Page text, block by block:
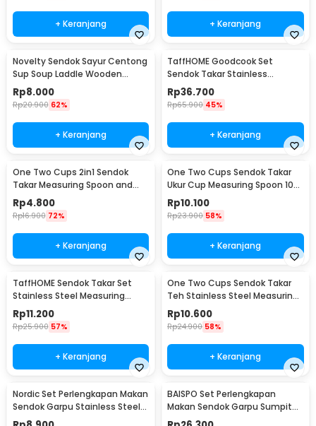
+ Keranjang + Keranjang
Novelty Sendok Sayur Centong
Sup Soup Laddle Wooden
Spoon - RR-20
Rp8.000
Rp20.900 62%
+ Keranjang
TaffHOME Goodcook Set
Sendok Takar Stainless
Measuring Spoon 8 PCS - 167
Rp36.700
Rp65.900 45%
+ Keranjang
One Two Cups 2in1 Sendok
Takar Measuring Spoon and
Coffee Tamper - G1120
Rp4.800
Rp16.900 72%
+ Keranjang
One Two Cups Sendok Takar
Ukur Cup Measuring Spoon 10
PCS - 16799
Rp10.100
Rp23.900 58%
+ Keranjang
TaffHOME Sendok Takar Set
Stainless Steel Measuring
Spoon 5 PCS - S300
Rp11.200
Rp25.900 57%
+ Keranjang
One Two Cups Sendok Takar
Teh Stainless Steel Measuring
Spoon 5 PCS - S301
Rp10.600
Rp24.900 58%
+ Keranjang
Nordic Set Perlengkapan Makan
Sendok Garpu Stainless Steel
Cutlery Set - XS-B014
BAISPO Set Perlengkapan
Makan Sendok Garpu Sumpit
Bambu Cutlery Set Winding -